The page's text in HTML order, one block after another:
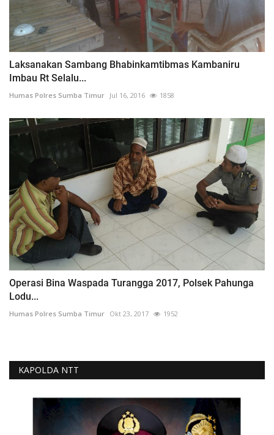
Laksanakan Sambang Bhabinkamtibmas Kambaniru
Imbau Rt Selalu...
Humas Polres Sumba Timur Jul 16, 2016 1858
Operasi Bina Waspada Turangga 2017, Polsek Pahunga
Lodu...
Humas Polres Sumba Timur Okt 23, 2017 1952
KAPOLDA NTT